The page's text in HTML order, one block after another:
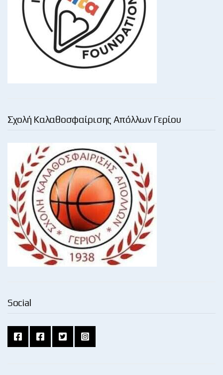
Σχολή Καλαθοσφαίρισης Απόλλων Γερίου
Social